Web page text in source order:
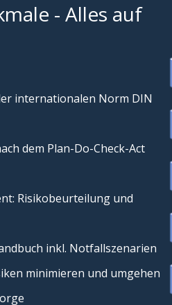
- Alles auf
internationalen Norm DIN
dem Plan-Do-Check-Act
Risikobeurteilung und
inkl. Notfallszenarien
minimieren und umgehen